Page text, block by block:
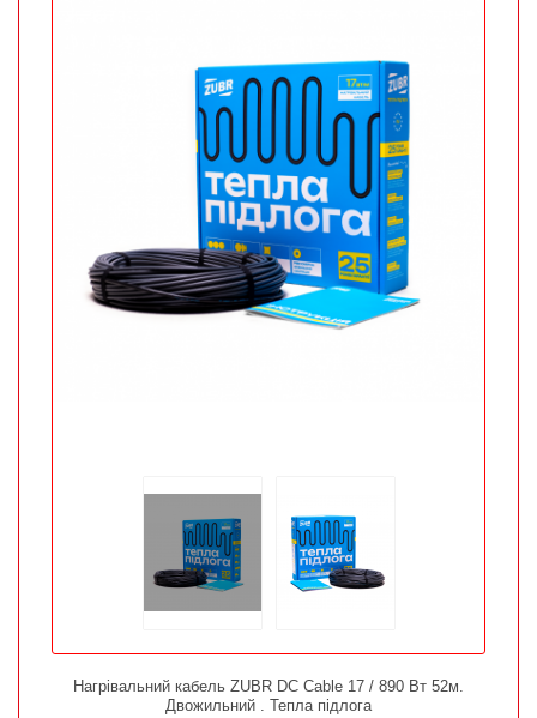
Нагрівальний кабель ZUBR DC Cable 17 / 890 Вт 52м.
Двожильний . Тепла підлога